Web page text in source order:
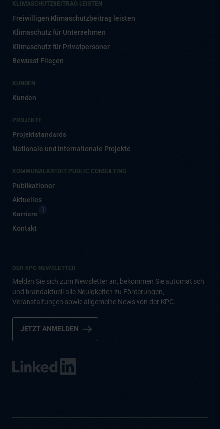
KLIMASCHUTZBEITRAG LEISTEN
Freiwilligen Klimaschutzbeitrag leisten
Klimaschutz für Unternehmen
Klimaschutz für Privatpersonen
Bewusst Fliegen
KUNDEN
Kunden
PROJEKTE
Projektstandards
Nationale und internationale Projekte
KOMMUNALKREDIT PUBLIC CONSULTING
Publikationen
Aktuelles
Karriere
1
Kontakt
DER KPC NEWSLETTER
Melden Sie sich zum Newsletter an, bekommen Sie automatisch
und brandaktuell alle Neuigkeiten zu Förderungen,
Veranstaltungen sowie allgemeine News von der KPC.
JETZT ANMELDEN